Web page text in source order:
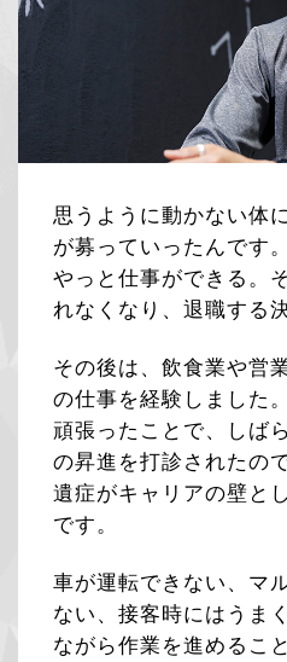
思うように動かない体
が募っていったんです
やっと仕事ができる。
れなくなり、退職する
その後は、飲食業や営
の仕事を経験しました
頑張ったことで、しば
の昇進を打診されたの
遺症がキャリアの壁と
です。
車が運転できない、マ
ない、接客時にはうま
ながら作業を進めるこ